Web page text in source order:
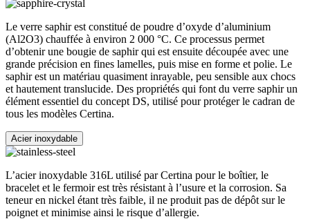
Le verre saphir est constitué de poudre d’oxyde d’aluminium
(Al2O3) chauffée à environ 2 000 °C. Ce processus permet
d’obtenir une bougie de saphir qui est ensuite découpée avec une
grande précision en fines lamelles, puis mise en forme et polie. Le
saphir est un matériau quasiment inrayable, peu sensible aux chocs
et hautement translucide. Des propriétés qui font du verre saphir un
élément essentiel du concept DS, utilisé pour protéger le cadran de
tous les modèles Certina.
Acier inoxydable
L’acier inoxydable 316L utilisé par Certina pour le boîtier, le
bracelet et le fermoir est très résistant à l’usure et la corrosion. Sa
teneur en nickel étant très faible, il ne produit pas de dépôt sur le
poignet et minimise ainsi le risque d’allergie.